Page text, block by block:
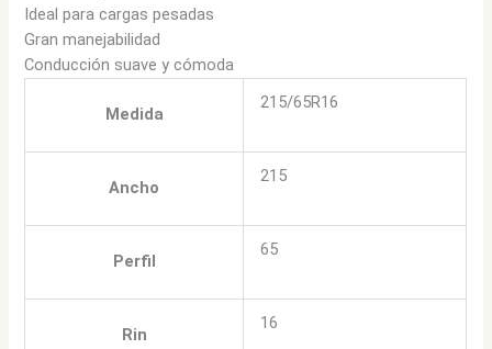
Ideal para cargas pesadas
Gran manejabilidad
Conducción suave y cómoda
Medida
215/65R16
Ancho
215
Perfil
65
Rin
16